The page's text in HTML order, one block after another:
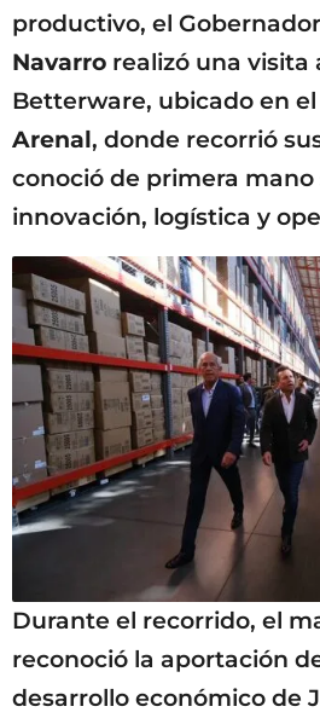
productivo, el Gobernador
Navarro realizó una visita
Betterware, ubicado en
Arenal, donde recorrió
conoció de primera mano
innovación, logística y
Durante el recorrido, el
reconoció la aportación
desarrollo económico de